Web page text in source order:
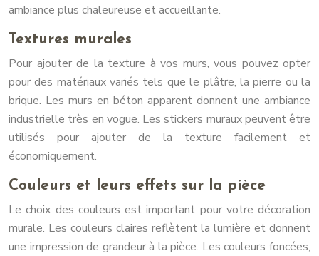
ambiance plus chaleureuse et accueillante.
Textures murales
Pour ajouter de la texture à vos murs, vous pouvez opter
pour des matériaux variés tels que le plâtre, la pierre ou la
brique. Les murs en béton apparent donnent une ambiance
industrielle très en vogue. Les stickers muraux peuvent être
utilisés pour ajouter de la texture facilement et
économiquement.
Couleurs et leurs effets sur la pièce
Le choix des couleurs est important pour votre décoration
murale. Les couleurs claires reflètent la lumière et donnent
une impression de grandeur à la pièce. Les couleurs foncées,